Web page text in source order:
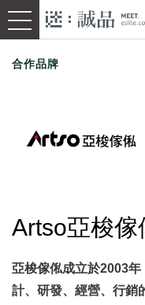
合作品牌
Artso亞梭傢
亞梭傢俬成立於2003
計、研發、經營、行銷